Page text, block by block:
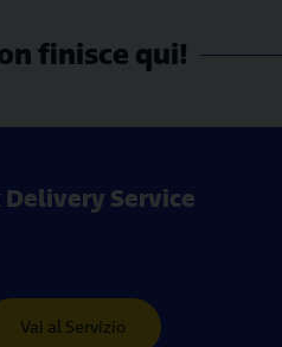
finisce qui!
Delivery Service
Vai al Servizio